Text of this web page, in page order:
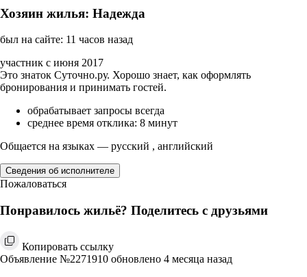
Хозяин жилья: Надежда
был на сайте: 11 часов назад
участник с июня 2017
Это знаток Суточно.ру. Хорошо знает, как оформлять
бронирования и принимать гостей.
обрабатывает запросы всегда
среднее время отклика: 8 минут
Общается на языках — русский , английский
Сведения об исполнителе
Пожаловаться
Понравилось жильё? Поделитесь с друзьями
Копировать ссылку
Объявление №2271910 обновлено 4 месяца назад